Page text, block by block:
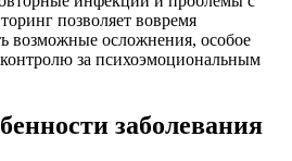
позволяет вовремя
возможные осложнения, особое
за психоэмоциональным
заболевания